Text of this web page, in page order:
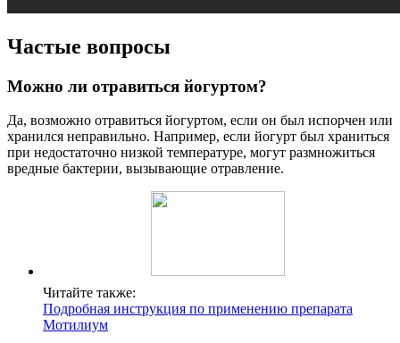
Частые вопросы
Можно ли отравиться йогуртом?
Да, возможно отравиться йогуртом, если он был испорчен или
хранился неправильно. Например, если йогурт был храниться
при недостаточно низкой температуре, могут размножиться
вредные бактерии, вызывающие отравление.
Читайте также:
Подробная инструкция по применению препарата
Мотилиум